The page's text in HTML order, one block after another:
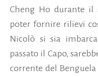
Cheng Ho durante il
poter fornire rilievi
Nicolò si sia
passato il Capo,
corrente del